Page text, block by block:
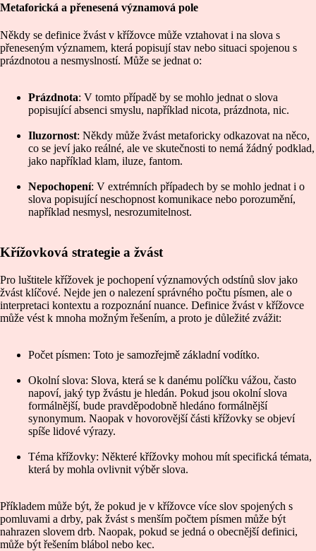
Metaforická a přenesená významová pole
Někdy se definice žvást v křížovce může vztahovat i na slova s
přeneseným významem, která popisují stav nebo situaci spojenou s
prázdnotou a nesmyslností. Může se jednat o:
Prázdnota: V tomto případě by se mohlo jednat o slova
popisující absenci smyslu, například nicota, prázdnota, nic.
Iluzornost: Někdy může žvást metaforicky odkazovat na něco,
co se jeví jako reálné, ale ve skutečnosti to nemá žádný podklad,
jako například klam, iluze, fantom.
Nepochopení: V extrémních případech by se mohlo jednat i o
slova popisující neschopnost komunikace nebo porozumění,
například nesmysl, nesrozumitelnost.
Křížovková strategie a žvást
Pro luštitele křížovek je pochopení významových odstínů slov jako
žvást klíčové. Nejde jen o nalezení správného počtu písmen, ale o
interpretaci kontextu a rozpoznání nuance. Definice žvást v křížovce
může vést k mnoha možným řešením, a proto je důležité zvážit:
Počet písmen: Toto je samozřejmě základní vodítko.
Okolní slova: Slova, která se k danému políčku vážou, často
napoví, jaký typ žvástu je hledán. Pokud jsou okolní slova
formálnější, bude pravděpodobně hledáno formálnější
synonymum. Naopak v hovorovější části křížovky se objeví
spíše lidové výrazy.
Téma křížovky: Některé křížovky mohou mít specifická témata,
která by mohla ovlivnit výběr slova.
Příkladem může být, že pokud je v křížovce více slov spojených s
pomluvami a drby, pak žvást s menším počtem písmen může být
nahrazen slovem drb. Naopak, pokud se jedná o obecnější definici,
může být řešením blábol nebo kec.